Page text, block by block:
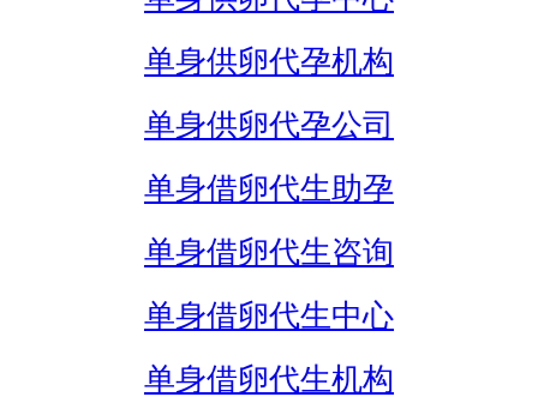
单身供卵代孕机构
单身供卵代孕公司
单身借卵代生助孕
单身借卵代生咨询
单身借卵代生中心
单身借卵代生机构